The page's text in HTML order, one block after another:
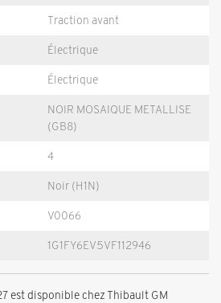
Traction avant
Électrique
Électrique
NOIR MOSAIQUE METALLISE
(GB8)
4
Noir (H1N)
V0066
1G1FY6EV5VF112946
est disponible chez Thibault GM